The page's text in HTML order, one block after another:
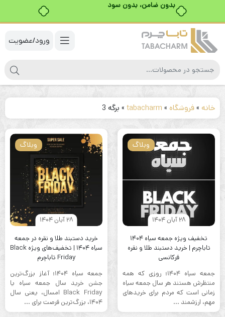
بدون ضامن، بدون سود
ورود/عضویت
خانه »فروشگاه »
tabacharm
» برگه 3
وبلاگ
28 آبان 1404
تخفیف ویژه جمعه سیاه ۱۴۰۴
تاباچرم | خرید دستبند طلا و نقره
فرکانسی
جمعه سیاه ۱۴۰۴؛ روزی که همه
منتظرش هستند هر سال جمعه سیاه
زمانی است که مردم برای خریدهای
مهم، ارزشمند ...
وبلاگ
28 آبان 1404
خرید دستبند طلا و نقره در جمعه
سیاه ۱۴۰۴ | تخفیف‌های ویژه Black
Friday تاباچرم
جمعه سیاه ۱۴۰۴؛ آغاز بزرگ‌ترین
جشن خرید سال جمعه سیاه یا
Black Friday امسال، یعنی سال
۱۴۰۴، بزرگ‌ترین فرصت برای ...